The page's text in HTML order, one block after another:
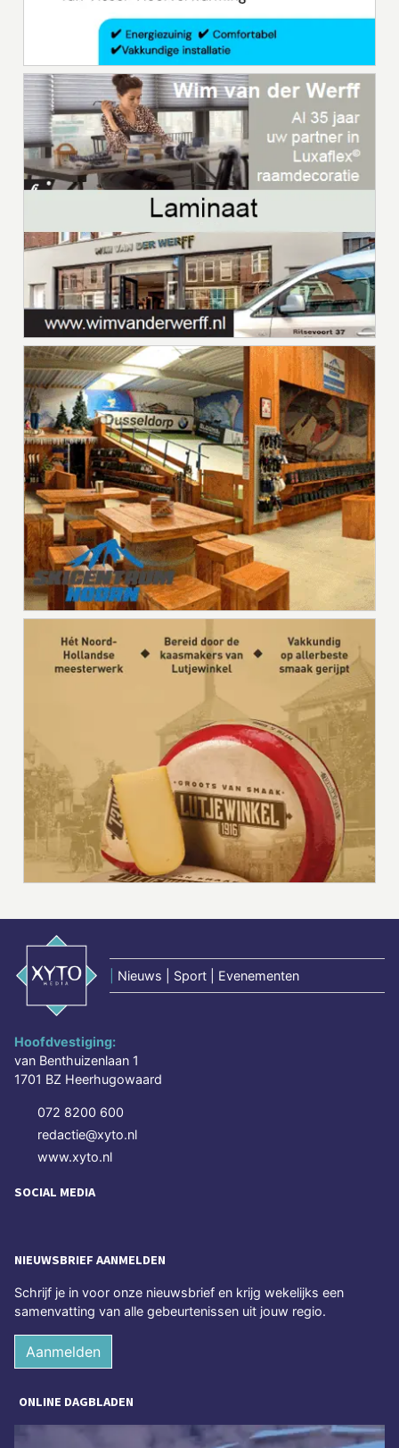
Nieuws | Sport | Evenementen
Hoofdvestiging:
van Benthuizenlaan 1
1701 BZ Heerhugowaard
072 8200 600
redactie@xyto.nl
www.xyto.nl
SOCIAL MEDIA
NIEUWSBRIEF AANMELDEN
Schrijf je in voor onze nieuwsbrief en krijg wekelijks een
samenvatting van alle gebeurtenissen uit jouw regio.
Aanmelden
ONLINE DAGBLADEN